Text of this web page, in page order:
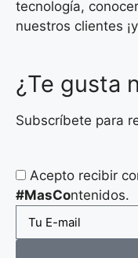
tecnología,
nuestros clientes
¿Te gusta
Subscríbete para
Acepto recibir
#MasContenidos.